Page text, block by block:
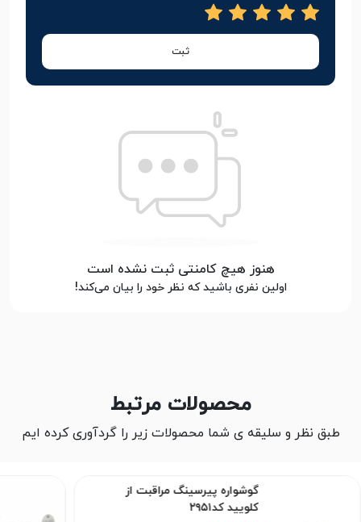
ثبت
هنوز هیچ کامنتی ثبت نشده است
اولین نفری باشید که نظر خود را بیان می‌کند!
محصولات مرتبط
طبق نظر و سلیقه ی شما محصولات زیر را گردآوری کرده ایم
گوشواره پیرسینگ مراقبت از
کلویید کد۲۹۵۱